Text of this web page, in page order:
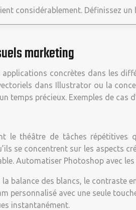
considérablement. Définissez
marketing
applications concrètes dans les
dans Illustrator ou la
temps précieux. Exemples de cas
le théâtre de tâches répétitives
se concentrent sur les aspects
Automatiser Photoshop avec
balance des blancs, le contraste
personnalisé avec une seule
instantanément.